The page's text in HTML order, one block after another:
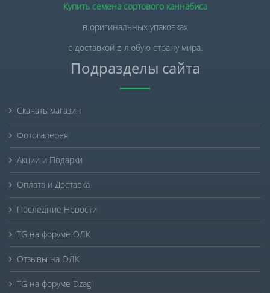
Купить семена сортового каннабиса
в оригинальных упаковках
с доставкой в любую страну мира.
Подразделы сайта
Скачать магазин
Фотогалерея
Акции и Подарки
Оплата и Доставка
Последние Новости
TG на форуме ОЛК
Отзывы на ОЛК
TG на форуме Dzagi